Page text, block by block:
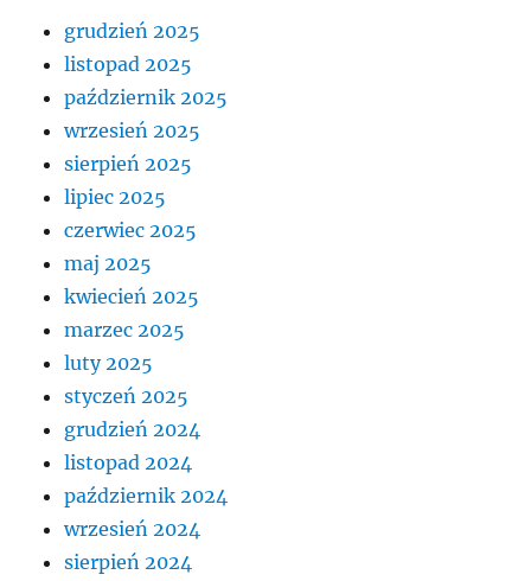
grudzień 2025
listopad 2025
październik 2025
wrzesień 2025
sierpień 2025
lipiec 2025
czerwiec 2025
maj 2025
kwiecień 2025
marzec 2025
luty 2025
styczeń 2025
grudzień 2024
listopad 2024
październik 2024
wrzesień 2024
sierpień 2024